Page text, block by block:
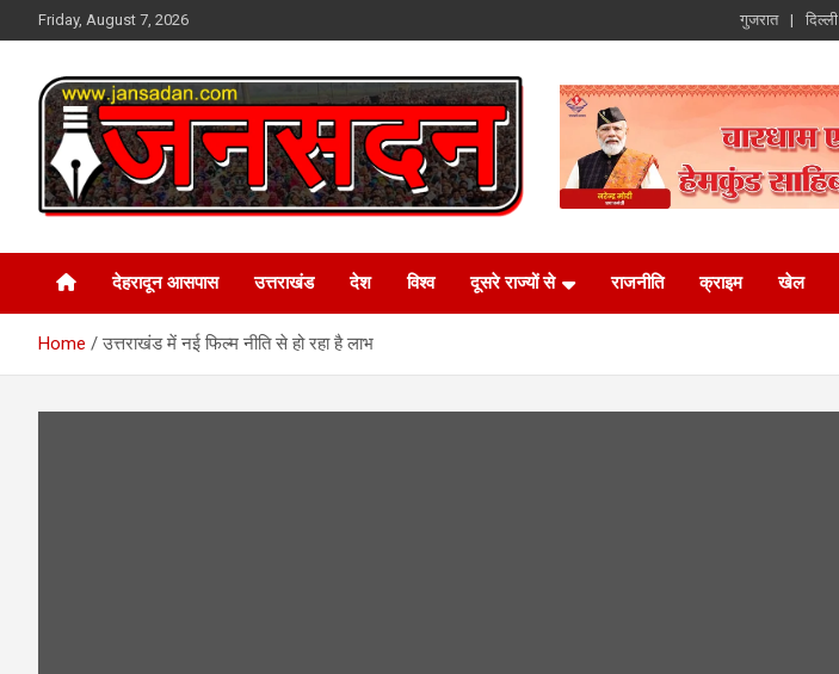
to
Friday, August 7, 2026 गुजरात दिल्ली
Jan Sadan
देहरादून आसपास उत्तराखंड देश विश्व दूसरे राज्यों से राजनीति क्राइम खेल
Home उत्तराखंड में नई फिल्म नीति से हो रहा है लाभ